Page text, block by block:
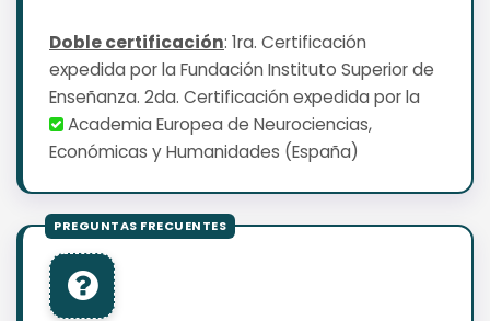
Doble certificación: 1ra. Certificación
expedida por la Fundación Instituto Superior de
Enseñanza. 2da. Certificación expedida por la
Academia Europea de Neurociencias,
Económicas y Humanidades (España)